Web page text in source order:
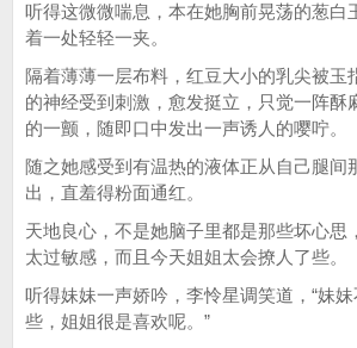
听得这微微喘息，本在她胸前晃荡的葱白
着一处轻轻一夹。
隔着薄薄一层布料，红豆大小的乳尖被玉
的神经受到刺激，愈发挺立，只觉一阵酥
的一颤，随即口中发出一声诱人的嘤咛。
随之她感受到有温热的液体正从自己腿间
出，直羞得粉面通红。
天地良心，不是她脑子里都是那些坏心思
太过敏感，而且今天姐姐太会撩人了些。
听得妹妹一声娇吟，李怜星调笑道，“妹
些，姐姐很是喜欢呢。”